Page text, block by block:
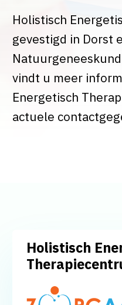
Holistisch
gevestigd in Dorst
vindt u meer
Energetisch
actuele
Holistisch